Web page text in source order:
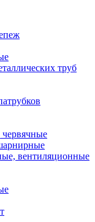
труб
вентиляционные